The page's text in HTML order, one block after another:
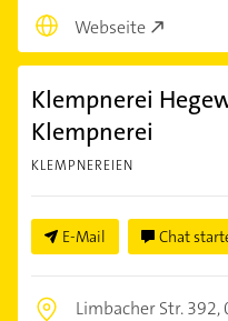
Webseite
Klempnerei
Klempnerei
KLEMPNEREIEN
E-Mail Chat
Limbacher Str. 392,